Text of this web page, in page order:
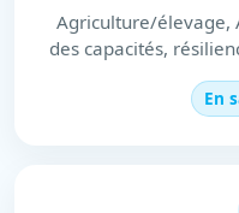
Agriculture/élevage,
des capacités,
En